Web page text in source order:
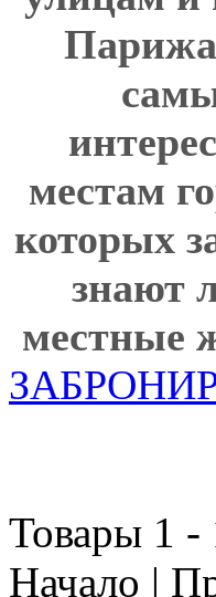
местам
которых
знают
местные
Товары 1 -
Начало |